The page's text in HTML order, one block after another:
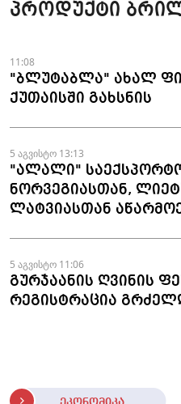
პროდუქტი
11:08
"ბლუტაბლა" ახალ
ქუთაისში გახსნის
5 აგვისტო 13:13
"ალალი"
ნორვეგიასთან,
ლატვიასთან
5 აგვისტო 11:06
გურჯაანის ღვინის
რეგისტრაცია